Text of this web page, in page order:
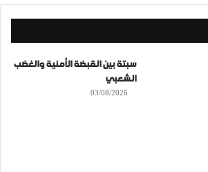
سبتة بين القبضة الأمنية والغضب
الشعبي
03/08/2026